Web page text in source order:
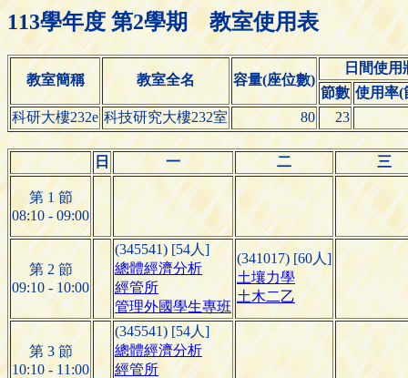
113學年度 第2學期 教室使用表
教室簡稱 教室全名 容量(座位數)
日間使用
節數 使用率(
科研大樓232e 科技研究大樓232室 80 23
日 一 二 三
第 1 節
08:10 - 09:00
第 2 節
09:10 - 10:00
(345541) [54人]
總體經濟分析
經管所
管理外國學生專班
(341017) [60人]
土壤力學
土木二乙
第 3 節
10:10 - 11:00
(345541) [54人]
總體經濟分析
經管所